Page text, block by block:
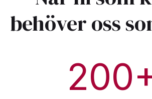
behöver oss
200